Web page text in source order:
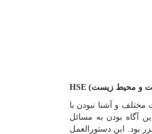
مختلف و آشنا نبودن با
بود. این دستورالعمل